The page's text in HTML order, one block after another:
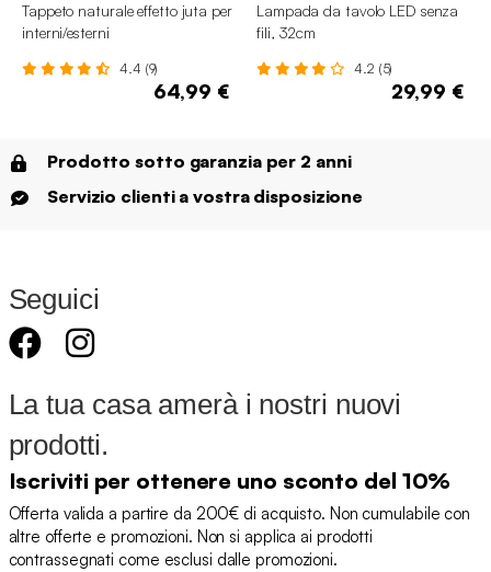
Tappeto naturale effetto juta per
interni/esterni
4.4 (9)
64,99 €
Lampada da tavolo LED senza
fili, 32cm
4.2 (5)
29,99 €
Prodotto sotto garanzia per 2 anni
Servizio clienti a vostra disposizione
Seguici
La tua casa amerà i nostri nuovi
prodotti.
Iscriviti per ottenere uno sconto del 10%
Offerta valida a partire da 200€ di acquisto. Non cumulabile con
altre offerte e promozioni. Non si applica ai prodotti
contrassegnati come esclusi dalle promozioni.